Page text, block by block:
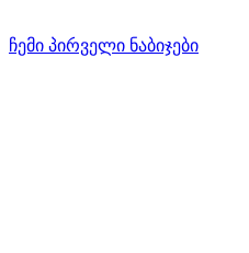
ჩემი პირველი ნაბიჯები